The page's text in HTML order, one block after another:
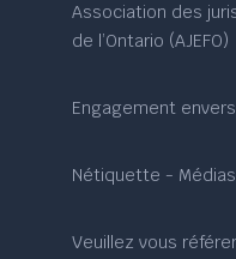
Association des
de l’Ontario (AJEFO)
Engagement envers
Nétiquette -
Veuillez vous